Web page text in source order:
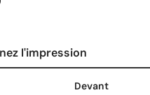
l'impression
Devant